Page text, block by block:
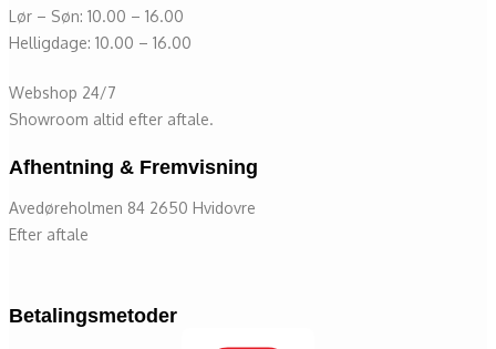
Lør – Søn: 10.00 – 16.00
Helligdage: 10.00 – 16.00
Webshop 24/7
Showroom altid efter aftale.
Afhentning & Fremvisning
Avedøreholmen 84 2650 Hvidovre
Efter aftale
Betalingsmetoder